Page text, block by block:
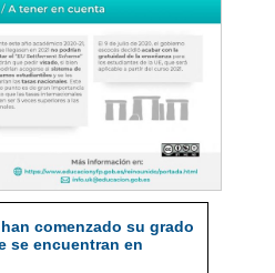
comenzado su grado
se encuentran en